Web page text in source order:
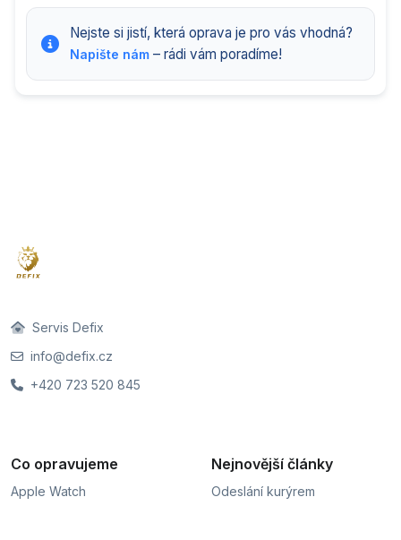
Nejste si jistí, která oprava je pro vás vhodná?
Napište nám– rádi vám poradíme!
Servis Defix
info@defix.cz
+420 723 520 845
Co opravujeme
Apple Watch
Nejnovější články
Odeslání kurýrem